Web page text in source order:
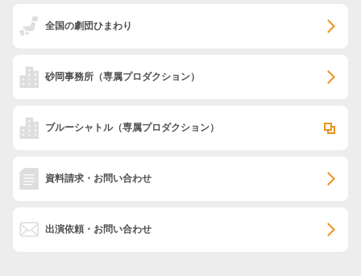
全国の劇団ひまわり
砂岡事務所 （専属プロダクション）
ブルーシャトル（専属プロダクション）
資料請求・お問い合わせ
出演依頼・お問い合わせ